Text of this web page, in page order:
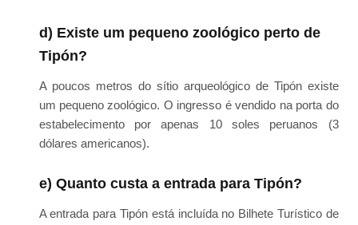
d) Existe um pequeno zoológico perto de
Tipón?
A poucos metros do sítio arqueológico de Tipón existe
um pequeno zoológico. O ingresso é vendido na porta do
estabelecimento por apenas 10 soles peruanos (3
dólares americanos).
e) Quanto custa a entrada para Tipón?
A entrada para Tipón está incluída no Bilhete Turístico de